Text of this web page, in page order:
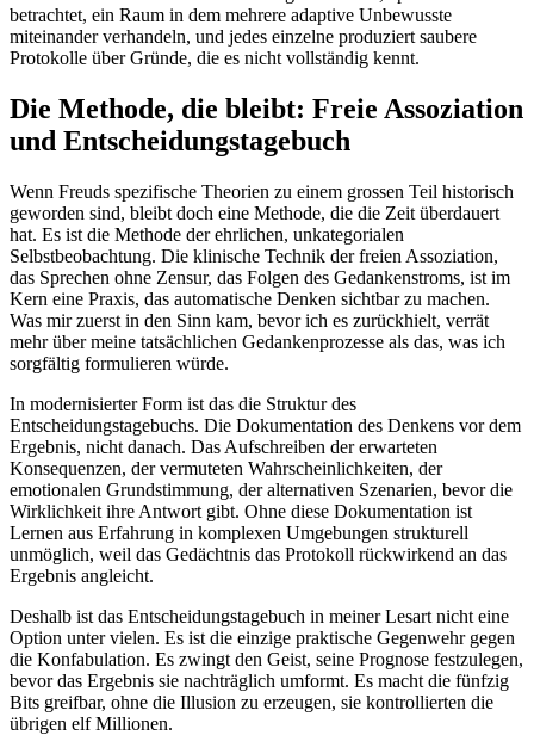
betrachtet, ein Raum in dem mehrere adaptive Unbewusste
miteinander verhandeln, und jedes einzelne produziert saubere
Protokolle über Gründe, die es nicht vollständig kennt.
Die Methode, die bleibt: Freie Assoziation
und Entscheidungstagebuch
Wenn Freuds spezifische Theorien zu einem grossen Teil historisch
geworden sind, bleibt doch eine Methode, die die Zeit überdauert
hat. Es ist die Methode der ehrlichen, unkategorialen
Selbstbeobachtung. Die klinische Technik der freien Assoziation,
das Sprechen ohne Zensur, das Folgen des Gedankenstroms, ist im
Kern eine Praxis, das automatische Denken sichtbar zu machen.
Was mir zuerst in den Sinn kam, bevor ich es zurückhielt, verrät
mehr über meine tatsächlichen Gedankenprozesse als das, was ich
sorgfältig formulieren würde.
In modernisierter Form ist das die Struktur des
Entscheidungstagebuchs. Die Dokumentation des Denkens vor dem
Ergebnis, nicht danach. Das Aufschreiben der erwarteten
Konsequenzen, der vermuteten Wahrscheinlichkeiten, der
emotionalen Grundstimmung, der alternativen Szenarien, bevor die
Wirklichkeit ihre Antwort gibt. Ohne diese Dokumentation ist
Lernen aus Erfahrung in komplexen Umgebungen strukturell
unmöglich, weil das Gedächtnis das Protokoll rückwirkend an das
Ergebnis angleicht.
Deshalb ist das Entscheidungstagebuch in meiner Lesart nicht eine
Option unter vielen. Es ist die einzige praktische Gegenwehr gegen
die Konfabulation. Es zwingt den Geist, seine Prognose festzulegen,
bevor das Ergebnis sie nachträglich umformt. Es macht die fünfzig
Bits greifbar, ohne die Illusion zu erzeugen, sie kontrollierten die
übrigen elf Millionen.